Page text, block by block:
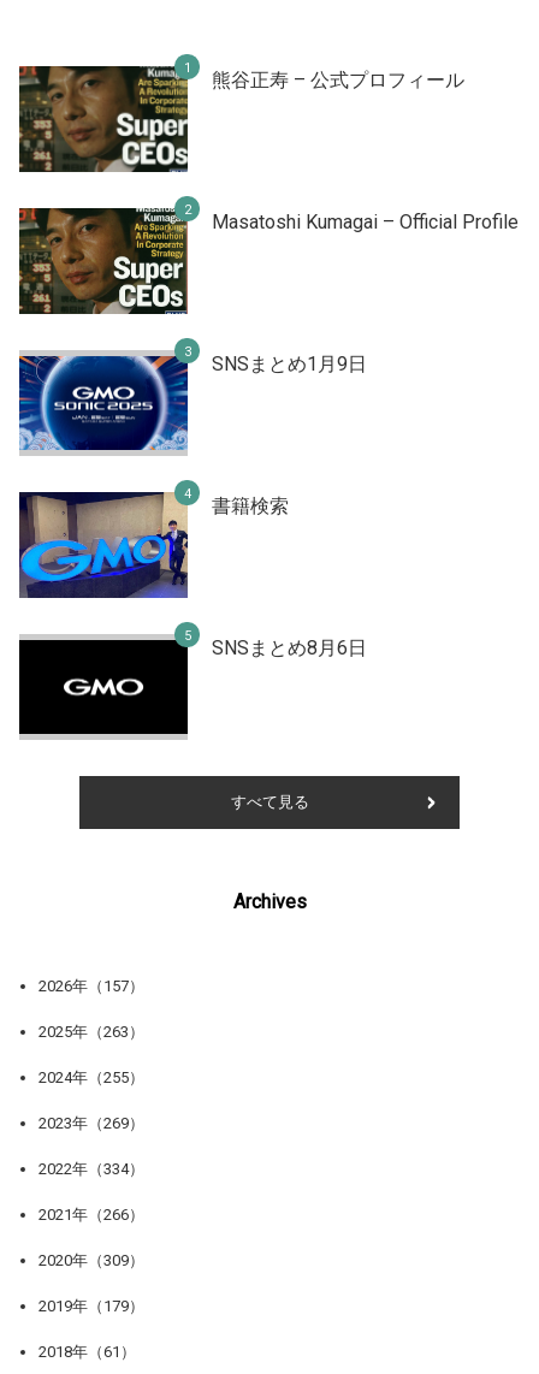
熊谷正寿 – 公式プロフィール
Masatoshi Kumagai – Official Profile
SNSまとめ1月9日
書籍検索
SNSまとめ8月6日
すべて見る
Archives
2026年（157）
2025年（263）
2024年（255）
2023年（269）
2022年（334）
2021年（266）
2020年（309）
2019年（179）
2018年（61）